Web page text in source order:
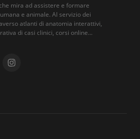
mira ad assistere e formare
e animale. Al servizio dei
atlanti di anatomia interattivi,
di casi clinici, corsi online...